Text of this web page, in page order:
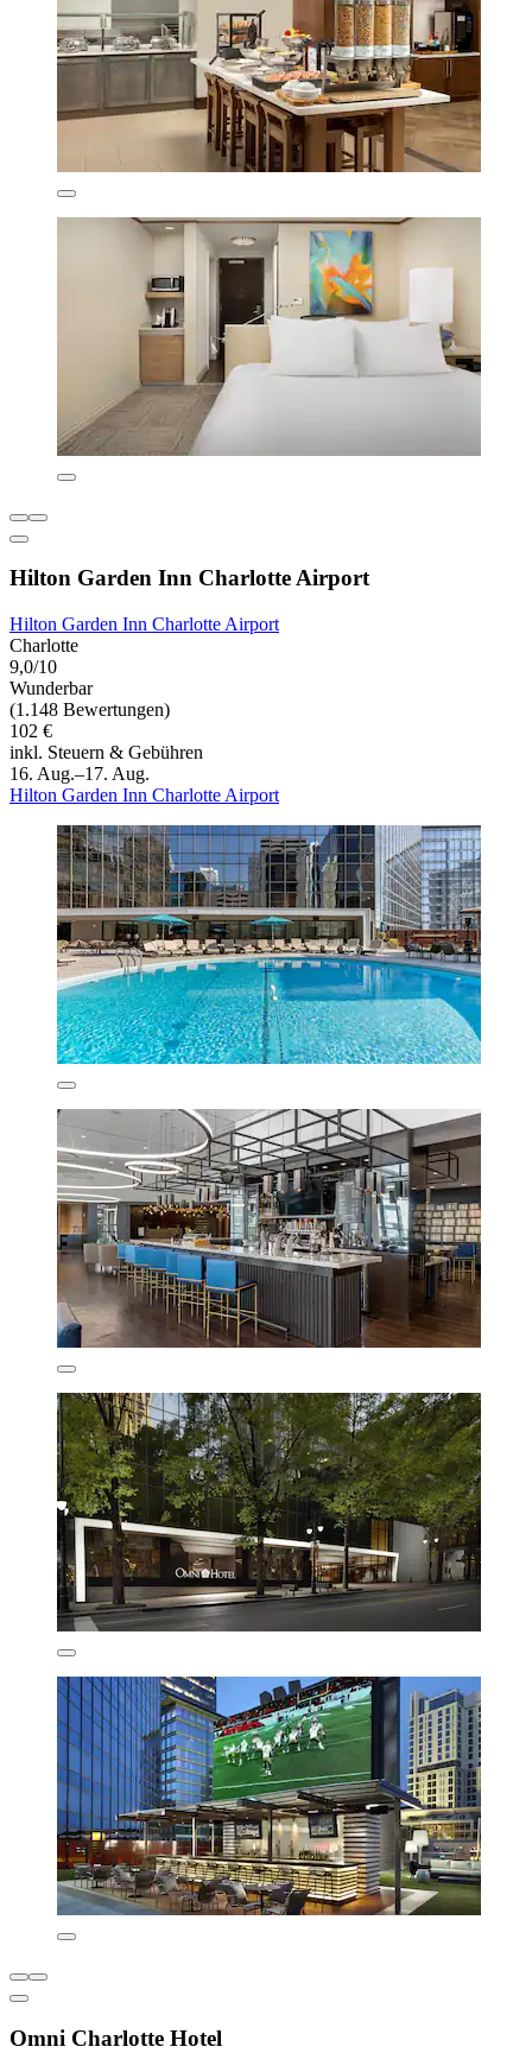
Hilton Garden Inn Charlotte Airport
Hilton Garden Inn Charlotte Airport
Charlotte
9,0/10
Wunderbar
(1.148 Bewertungen)
102 €
inkl. Steuern & Gebühren
16. Aug.–17. Aug.
Hilton Garden Inn Charlotte Airport
Omni Charlotte Hotel